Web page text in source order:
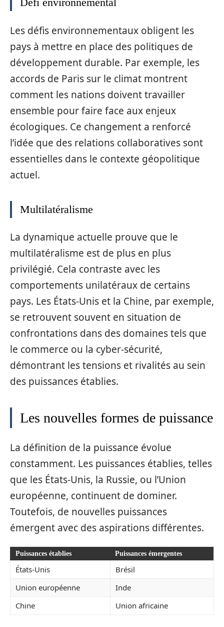
Les défis environnementaux obligent les
pays à mettre en place des politiques de
développement durable. Par exemple, les
accords de Paris sur le climat montrent
comment les nations doivent travailler
ensemble pour faire face aux enjeux
écologiques. Ce changement a renforcé
l’idée que des relations collaboratives sont
essentielles dans le contexte géopolitique
actuel.
Multilatéralisme
La dynamique actuelle prouve que le
multilatéralisme est de plus en plus
privilégié. Cela contraste avec les
comportements unilatéraux de certains
pays. Les États-Unis et la Chine, par exemple,
se retrouvent souvent en situation de
confrontations dans des domaines tels que
le commerce ou la cyber-sécurité,
démontrant les tensions et rivalités au sein
des puissances établies.
Les nouvelles formes de puissance
La définition de la puissance évolue
constamment. Les puissances établies, telles
que les États-Unis, la Russie, ou l’Union
européenne, continuent de dominer.
Toutefois, de nouvelles puissances
émergent avec des aspirations différentes.
Puissances établies Puissances émergentes
États-Unis
Brésil
Union européenne
Inde
Chine
Union africaine